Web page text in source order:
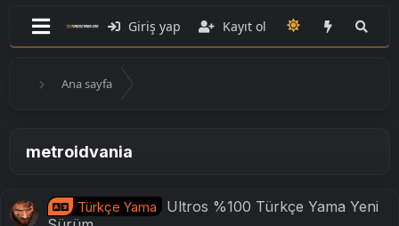
Giriş yap Kayıt ol
Ana sayfa
metroidvania
Türkçe Yama
Ultros %100 Türkçe Yama Yeni